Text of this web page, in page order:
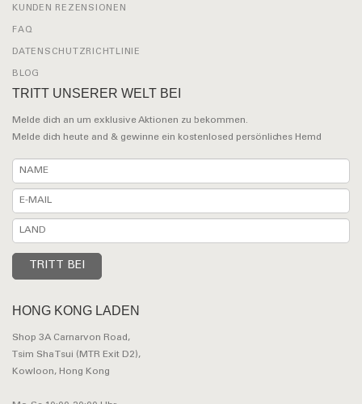
KUNDEN REZENSIONEN
FAQ
DATENSCHUTZRICHTLINIE
BLOG
TRITT UNSERER WELT BEI
Melde dich an um exklusive Aktionen zu bekommen.
Melde dich heute and & gewinne ein kostenlosed persönliches Hemd
HONG KONG LADEN
Shop 3A Carnarvon Road,
Tsim Sha Tsui (MTR Exit D2),
Kowloon, Hong Kong